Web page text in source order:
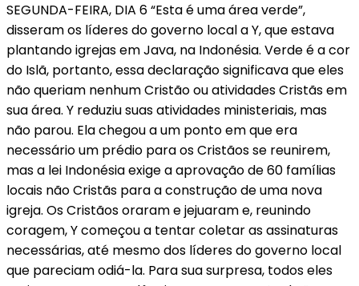
SEGUNDA-FEIRA, DIA 6 “Esta é uma área verde”,
disseram os líderes do governo local a Y, que estava
plantando igrejas em Java, na Indonésia. Verde é a cor
do Islã, portanto, essa declaração significava que eles
não queriam nenhum Cristão ou atividades Cristãs em
sua área. Y reduziu suas atividades ministeriais, mas
não parou. Ela chegou a um ponto em que era
necessário um prédio para os Cristãos se reunirem,
mas a lei Indonésia exige a aprovação de 60 famílias
locais não Cristãs para a construção de uma nova
igreja. Os Cristãos oraram e jejuaram e, reunindo
coragem, Y começou a tentar coletar as assinaturas
necessárias, até mesmo dos líderes do governo local
que pareciam odiá-la. Para sua surpresa, todos eles